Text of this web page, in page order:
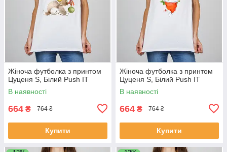
Жіноча футболка з принтом
Цуценя S, Білий Push IT
В наявності
664 ₴ 764 ₴
Купити
Жіноча футболка з принтом
Цуценя S, Білий Push IT
В наявності
664 ₴ 764 ₴
Купити